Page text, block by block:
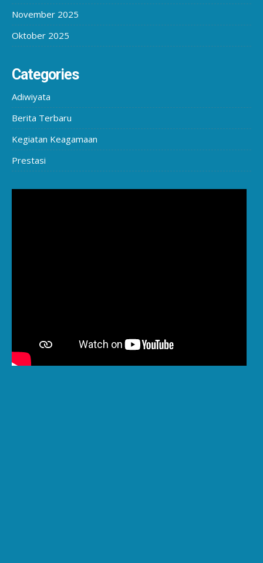
November 2025
Oktober 2025
Categories
Adiwiyata
Berita Terbaru
Kegiatan Keagamaan
Prestasi